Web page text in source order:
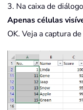
3. Na caixa de diálogo
Apenas células
OK. Veja a captura